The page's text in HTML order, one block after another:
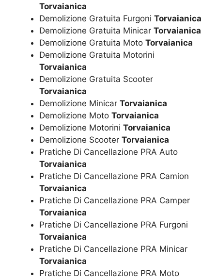
Torvaianica
Demolizione Gratuita Furgoni Torvaianica
Demolizione Gratuita Minicar Torvaianica
Demolizione Gratuita Moto Torvaianica
Demolizione Gratuita Motorini
Torvaianica
Demolizione Gratuita Scooter
Torvaianica
Demolizione Minicar Torvaianica
Demolizione Moto Torvaianica
Demolizione Motorini Torvaianica
Demolizione Scooter Torvaianica
Pratiche Di Cancellazione PRA Auto
Torvaianica
Pratiche Di Cancellazione PRA Camion
Torvaianica
Pratiche Di Cancellazione PRA Camper
Torvaianica
Pratiche Di Cancellazione PRA Furgoni
Torvaianica
Pratiche Di Cancellazione PRA Minicar
Torvaianica
Pratiche Di Cancellazione PRA Moto